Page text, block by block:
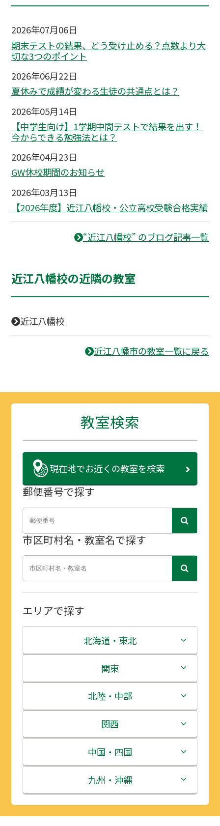
2026年07月06日
期末テストの結果、どう受け止める？点数より大
切な3つのポイント
2026年06月22日
夏休みで成績が変わる生徒の共通点とは？
2026年05月14日
【中学生向け】1学期中間テストで結果を出す！
今からできる勉強法とは？
2026年04月23日
GW休校期間のお知らせ
2026年03月13日
【2026年度】近江八幡校・公立高校受験合格実績
“近江八幡校” のブログ記事一覧
近江八幡校の近隣の教室
近江八幡校
近江八幡市の教室一覧に戻る
教室検索
現在地でお近くの教室を検索
郵便番号で探す
市区町村名・教室名で探す
エリアで探す
北海道・東北
北海道
青森県
岩手県
宮城県
秋田県
山形県
関東
茨城県
栃木県
群馬県
埼玉県
千葉県
北陸・中部
新潟県
富山県
石川県
福井県
関西
三重県
滋賀県
京都府
中国・四国
鳥取県
島根県
九州・沖縄
福岡県